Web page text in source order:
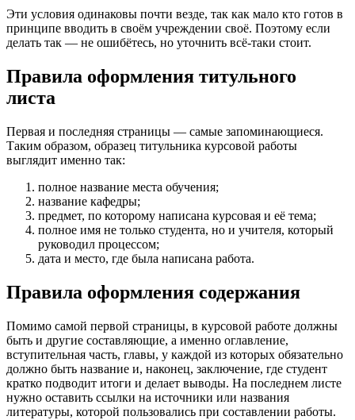
Эти условия одинаковы почти везде, так как мало кто готов в
принципе вводить в своём учреждении своё. Поэтому если
делать так — не ошибётесь, но уточнить всё-таки стоит.
Правила оформления титульного
листа
Первая и последняя страницы — самые запоминающиеся.
Таким образом, образец титульника курсовой работы
выглядит именно так:
полное название места обучения;
название кафедры;
предмет, по которому написана курсовая и её тема;
полное имя не только студента, но и учителя, который
руководил процессом;
дата и место, где была написана работа.
Правила оформления содержания
Помимо самой первой страницы, в курсовой работе должны
быть и другие составляющие, а именно оглавление,
вступительная часть, главы, у каждой из которых обязательно
должно быть название и, наконец, заключение, где студент
кратко подводит итоги и делает выводы. На последнем листе
нужно оставить ссылки на источники или названия
литературы, которой пользовались при составлении работы.